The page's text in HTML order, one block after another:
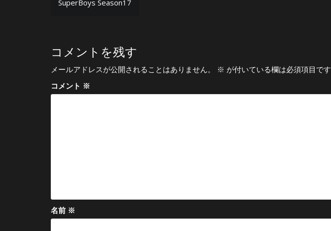
ビ
ゲ
ー
シ
SuperBoys Season17
コメントを残す
メールアドレスが公開されることはありません。 ※ が付いている欄は必須項目です
コメント ※
名前 ※